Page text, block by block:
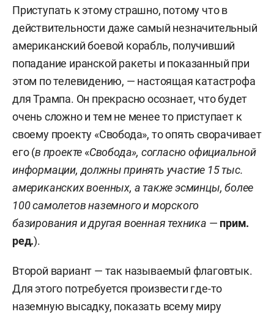
Приступать к этому страшно, потому что в
действительности даже самый незначительный
американский боевой корабль, получивший
попадание иранской ракеты и показанный при
этом по телевидению, — настоящая катастрофа
для Трампа. Он прекрасно осознает, что будет
очень сложно и тем не менее то приступает к
своему проекту «Свобода», то опять сворачивает
его (в проекте «Свобода», согласно официальной
информации, должны принять участие 15 тыс.
американских военных, а также эсминцы, более
100 самолетов наземного и морского
базирования и другая военная техника — прим.
ред.).
Второй вариант — так называемый флаговтык.
Для этого потребуется произвести где-то
наземную высадку, показать всему миру